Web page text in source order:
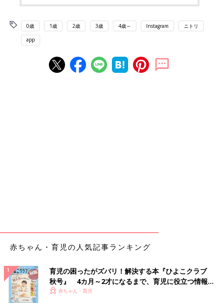
0歳 1歳 2歳 3歳 4歳～ Instagram ニトリ
app
赤ちゃん・育児の人気記事ランキング
育児の困ったがズバリ！解決する本『ひよこクラブ
秋号』 4カ月～2才になるまで、育児に役立つ情報が
いっぱい！
赤ちゃん・育児